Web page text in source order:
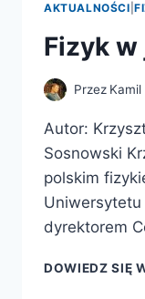
AKTUALNOŚCI |
Fizyk
Przez Kamil
Autor:
Sosnowski
polskim
Uniwersytetu
dyrektorem
DOWIEDZ SIĘ